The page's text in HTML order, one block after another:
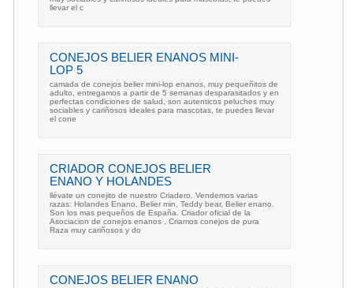
llevar el c
CONEJOS BELIER ENANOS MINI-
LOP 5
camada de conejos belier mini-lop enanos, muy pequeñitos de
adulto, entregamos a partir de 5 semanas desparasitados y en
perfectas condiciones de salud, son autenticos peluches muy
sociables y cariñosos ideales para mascotas, te puedes llevar
el cone
CRIADOR CONEJOS BELIER
ENANO Y HOLANDES
llévate un conejito de nuestro Criadero. Vendemos varias
razas: Holandes Enano, Belier min, Teddy bear, Belier enano.
Son los mas pequeños de España. Criador oficial de la
Asociacion de conejos enanos , Criamos conejos de pura
Raza muy cariñosos y do
CONEJOS BELIER ENANO